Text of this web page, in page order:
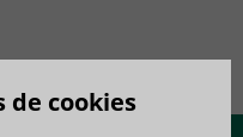
de cookies